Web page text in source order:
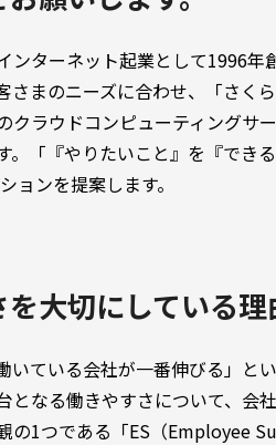
ンターネット起業として1996
まのニーズに合わせ、「さく
クラウドコンピューティングサ
。「『やりたいこと』を『でき
ョンを提案します。
大切にしている理
いている会社が一番伸びる」と
となる働きやすさについて、会
の1つである「ES（Employee